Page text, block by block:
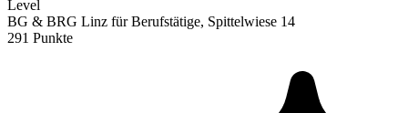
Level
BG & BRG Linz für Berufstätige, Spittelwiese 14
291 Punkte